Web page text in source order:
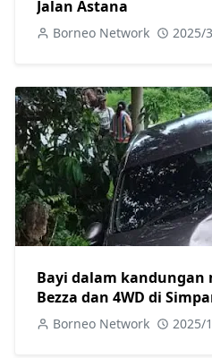
Jalan Astana
Borneo Network 2025/
Bayi dalam
Bezza dan 4WD di
Borneo Network 2025/